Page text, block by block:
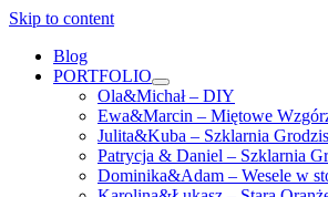
Skip to content
Blog
PORTFOLIO
open
menu
Ola&Michał – DIY
Ewa&Marcin – Miętowe
Julita&Kuba – Szklarnia
Patrycja & Daniel – Szklarnia
Dominika&Adam – Wesele w